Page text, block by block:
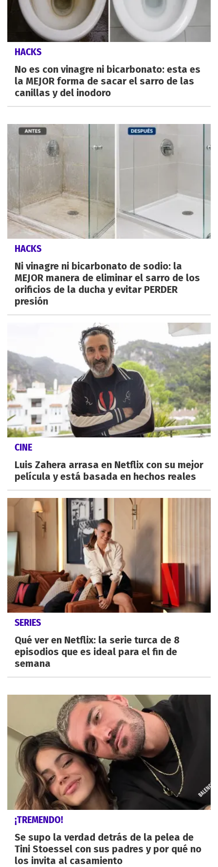
HACKS
No es con vinagre ni bicarbonato: esta es
la MEJOR forma de sacar el sarro de las
canillas y del inodoro
HACKS
Ni vinagre ni bicarbonato de sodio: la
MEJOR manera de eliminar el sarro de los
orificios de la ducha y evitar PERDER
presión
CINE
Luis Zahera arrasa en Netflix con su mejor
película y está basada en hechos reales
SERIES
Qué ver en Netflix: la serie turca de 8
episodios que es ideal para el fin de
semana
¡TREMENDO!
Se supo la verdad detrás de la pelea de
Tini Stoessel con sus padres y por qué no
los invita al casamiento